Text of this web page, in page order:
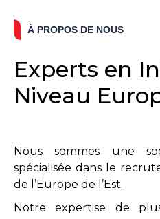
À PROPOS DE NOUS
Experts en
Niveau
Nous sommes une
spécialisée dans le
de l’Europe de l’Est.
Notre expertise de